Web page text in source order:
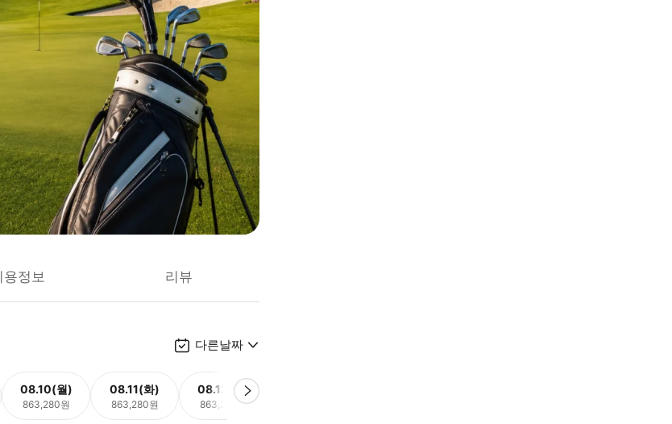
용정보 리뷰
다른날짜
08.10(월)
863,280원
08.11(화)
863,280원
08.12(수)
863,280원